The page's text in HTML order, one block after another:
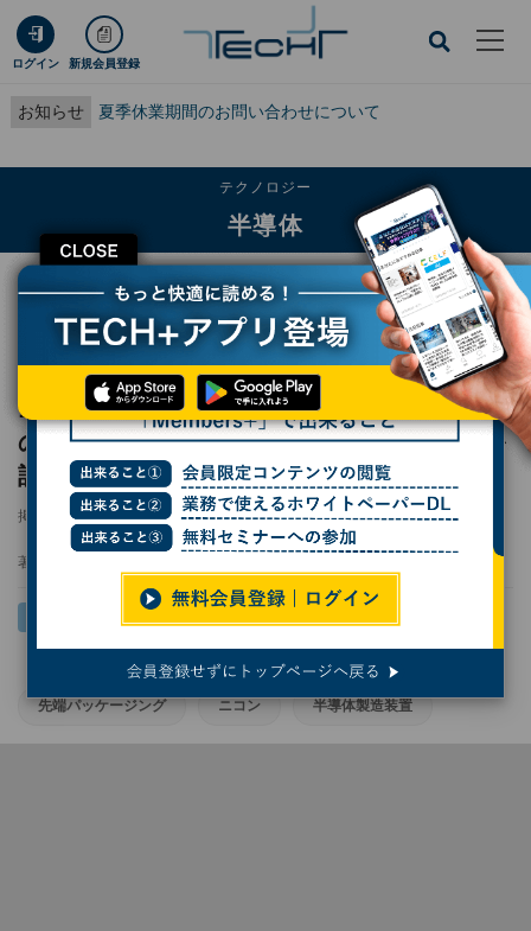
ログイン 新規会員登録
お知らせ 夏季休業期間のお問い合わせについて
CLOSE
テクノロジー
半導体
TECH+ テクノロジー
半導体
ニコンが先端パッケージング向け解像度1μmのデジタル露光機を開発、2026年
ニコンが先端パッケージング向け解像度1μm
のデジタル露光機を開発、2026年度の販売を
計画
掲載日 2024/10/24 20:27
著者：
先端パッケージング ニコン 半導体製造装置